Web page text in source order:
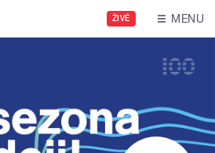
ŽIVĚ MENU